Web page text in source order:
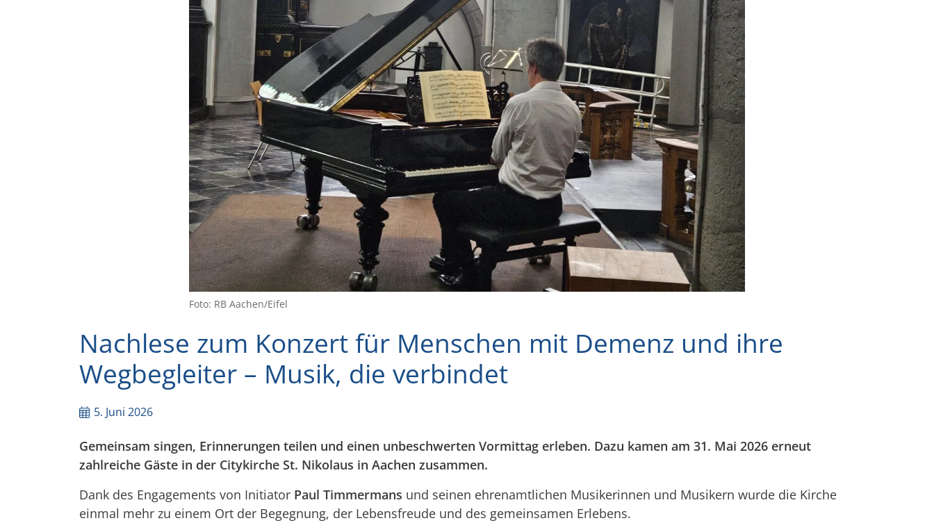
Foto: RB Aachen/Eifel
Nachlese zum Konzert für Menschen mit Demenz und ihre
Wegbegleiter – Musik, die verbindet
5. Juni 2026
Gemeinsam singen, Erinnerungen teilen und einen unbeschwerten Vormittag erleben. Dazu kamen am 31. Mai 2026 erneut
zahlreiche Gäste in der Citykirche St. Nikolaus in Aachen zusammen.
Dank des Engagements von Initiator Paul Timmermans und seinen ehrenamtlichen Musikerinnen und Musikern wurde die Kirche
einmal mehr zu einem Ort der Begegnung, der Lebensfreude und des gemeinsamen Erlebens.